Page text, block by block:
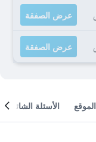
عرض الصفقة
عرض الصفقة
الموقع الأسئلة الشائعة